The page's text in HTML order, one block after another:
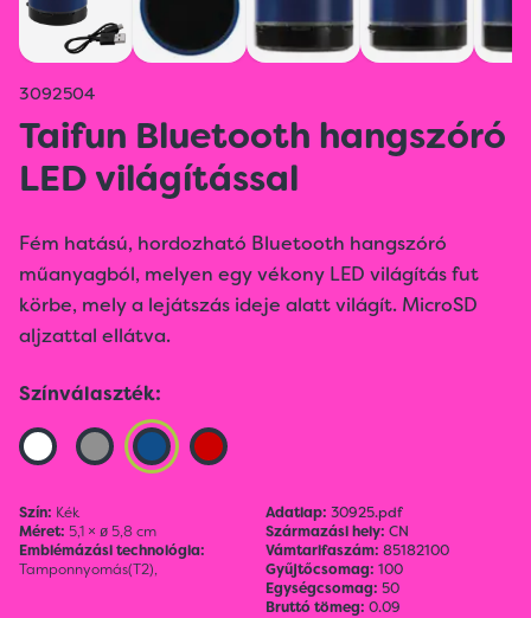
3092504
Taifun Bluetooth hangszóró
LED világítással
Fém hatású, hordozható Bluetooth hangszóró
műanyagból, melyen egy vékony LED világítás fut
körbe, mely a lejátszás ideje alatt világít. MicroSD
aljzattal ellátva.
Színválaszték:
Szín: Kék
Méret: 5,1 × ø 5,8 cm
Emblémázási technológia:
Tamponnyomás(T2),
Adatlap: 30925.pdf
Származási hely: CN
Vámtarifaszám: 85182100
Gyűjtőcsomag: 100
Egységcsomag: 50
Bruttó tömeg: 0.09